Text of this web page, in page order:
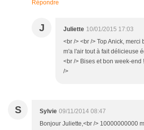
Répondre
J Juliette 10/01/2015 17:03
<br /> <br /> Top Anick, merci
m'a l'air tout à fait délicieuse
<br /> Bises et bon week-end
/>
S Sylvie 09/11/2014 08:47
Bonjour Juliette,<br /> 10000000000